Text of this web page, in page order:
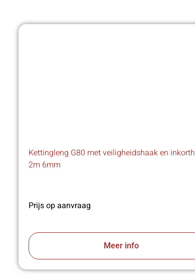
Kettingleng G80 met veiligheidshaak en
2m 6mm
Prijs op aanvraag
Meer info